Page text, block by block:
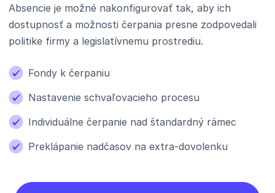
Absencie je možné nakonfigurovať tak, aby ich
dostupnosť a možnosti čerpania presne zodpovedali
politike firmy a legislatívnemu prostrediu.
Fondy k čerpaniu
Nastavenie schvaľovacieho procesu
Individuálne čerpanie nad štandardný rámec
Preklápanie nadčasov na extra-dovolenku